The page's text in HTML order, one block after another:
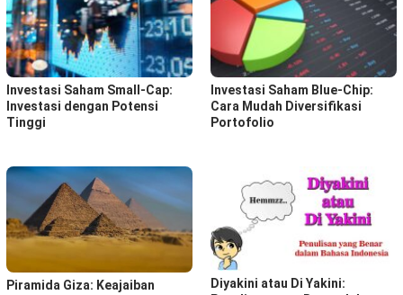
Investasi Saham Small-Cap:
Investasi dengan Potensi
Tinggi
Investasi Saham Blue-Chip:
Cara Mudah Diversifikasi
Portofolio
Piramida Giza: Keajaiban
Diyakini atau Di Yakini: